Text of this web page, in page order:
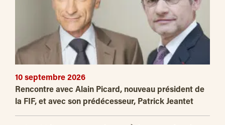
10 septembre 2026
Rencontre avec Alain Picard, nouveau président de
la FIF, et avec son prédécesseur, Patrick Jeantet